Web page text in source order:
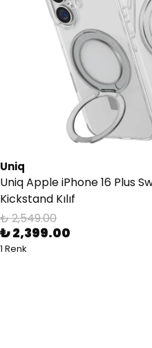
Uniq
Uniq Apple iPhone 16 Plus
Kickstand Kılıf
₺ 2,549.00
₺ 2,399.00
1 Renk